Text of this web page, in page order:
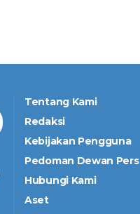
Tentang Kami
Redaksi
Kebijakan Pengguna
Pedoman Dewan Pers
Hubungi Kami
Aset